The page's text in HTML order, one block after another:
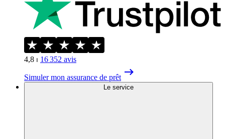
4,8 ⏐ 16 352 avis
Simuler mon assurance de prêt
Le service